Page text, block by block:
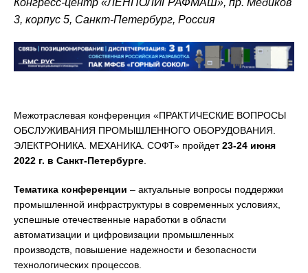
Конгресс-центр «ЛЕНПОЛИГРАФМАШ», пр. Медиков
3, корпус 5, Санкт-Петербург, Россия
Межотраслевая конференция «ПРАКТИЧЕСКИЕ ВОПРОСЫ
ОБСЛУЖИВАНИЯ ПРОМЫШЛЕННОГО ОБОРУДОВАНИЯ.
ЭЛЕКТРОНИКА. МЕХАНИКА. СОФТ» пройдет23-24 июня
2022 г. в Санкт-Петербурге
Тематика конференции – актуальные вопросы поддержки
промышленной инфраструктуры в современных условиях,
успешные отечественные наработки в области
автоматизации и цифровизации промышленных
производств, повышение надежности и безопасности
технологических процессов.